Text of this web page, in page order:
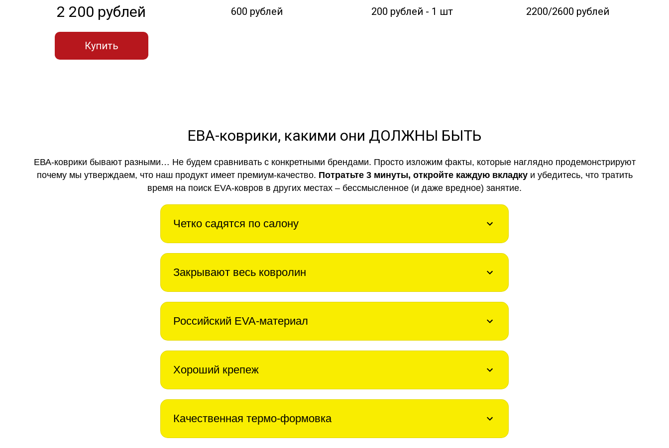
2 200 рублей
Купить
600 рублей 200 рублей - 1 шт 2200/2600 рублей
ЕВА-коврики, какими они ДОЛЖНЫ БЫТЬ
ЕВА-коврики бывают разными… Не будем сравнивать с конкретными брендами. Просто изложим факты, которые наглядно продемонстрируют
почему мы утверждаем, что наш продукт имеет премиум-качество. Потратьте 3 минуты, откройте каждую вкладкуи убедитесь, что тратить
время на поиск EVA-ковров в других местах – бессмысленное (и даже вредное) занятие.
Четко садятся по салону
Закрывают весь ковролин
Российский EVA-материал
Хороший крепеж
Качественная термо-формовка